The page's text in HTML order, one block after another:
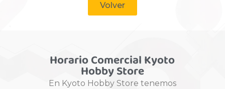
Volver
Horario Comercial Kyoto
Hobby Store
En Kyoto Hobby Store tenemos